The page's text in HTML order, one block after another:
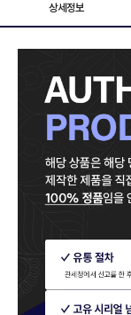
상세정보